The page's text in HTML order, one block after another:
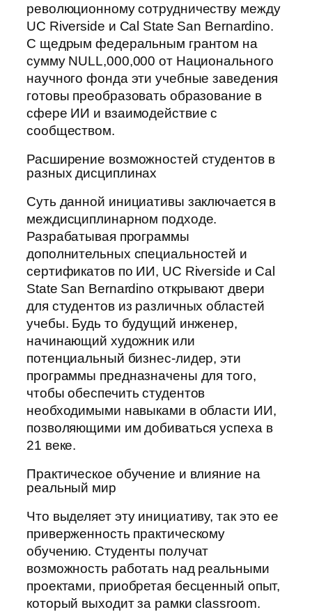
революционному сотрудничеству между
UC Riverside и Cal State San Bernardino.
С щедрым федеральным грантом на
сумму NULL,000,000 от Национального
научного фонда эти учебные заведения
готовы преобразовать образование в
сфере ИИ и взаимодействие с
сообществом.
Расширение возможностей студентов в
разных дисциплинах
Суть данной инициативы заключается в
междисциплинарном подходе.
Разрабатывая программы
дополнительных специальностей и
сертификатов по ИИ, UC Riverside и Cal
State San Bernardino открывают двери
для студентов из различных областей
учебы. Будь то будущий инженер,
начинающий художник или
потенциальный бизнес-лидер, эти
программы предназначены для того,
чтобы обеспечить студентов
необходимыми навыками в области ИИ,
позволяющими им добиваться успеха в
21 веке.
Практическое обучение и влияние на
реальный мир
Что выделяет эту инициативу, так это ее
приверженность практическому
обучению. Студенты получат
возможность работать над реальными
проектами, приобретая бесценный опыт,
который выходит за рамки classroom.